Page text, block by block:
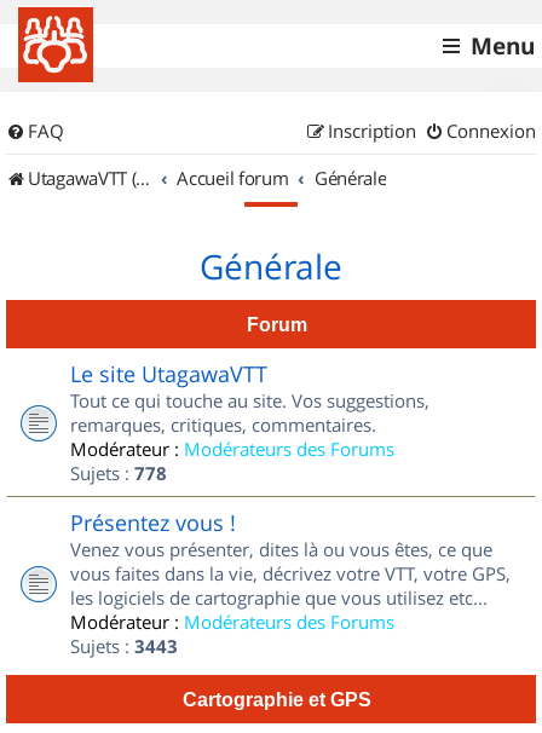
Menu
FAQ Connexion
Inscription
UtagawaVTT (Randos VTT et VTTAE avec traces GPS)
Accueil forum Générale
Générale
Forum
Le site UtagawaVTT
Tout ce qui touche au site. Vos suggestions,
remarques, critiques, commentaires.
Modérateur : Modérateurs des Forums
Sujets : 778
Présentez vous !
Venez vous présenter, dites là ou vous êtes, ce que
vous faites dans la vie, décrivez votre VTT, votre GPS,
les logiciels de cartographie que vous utilisez etc...
Modérateur : Modérateurs des Forums
Sujets : 3443
Cartographie et GPS